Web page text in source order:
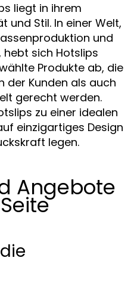
liegt in ihrem
und Stil. In einer Welt,
und
sich Hotslips
Produkte ab, die
der Kunden als auch
gerecht werden.
zu einer idealen
einzigartiges Design
legen.
Angebote